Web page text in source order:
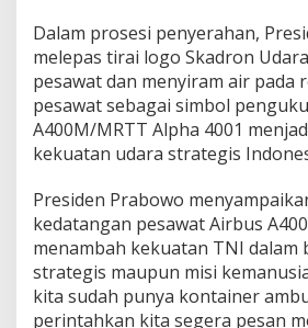
Dalam prosesi penyerahan,
melepas tirai logo Skadron
pesawat dan menyiram air pada
pesawat sebagai simbol
A400M/MRTT Alpha 4001
kekuatan udara strategis
Presiden Prabowo
kedatangan pesawat Airbus
menambah kekuatan TNI dalam
strategis maupun misi
kita sudah punya kontainer
perintahkan kita segera pesan